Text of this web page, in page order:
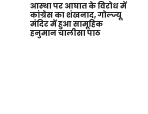
आस्था पर आघात के विरोध में
कांग्रेस का शंखनाद, गोल्ज्यू
मंदिर में हुआ सामूहिक
हनुमान चालीसा पाठ